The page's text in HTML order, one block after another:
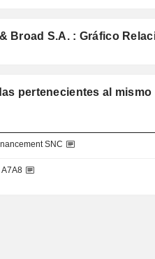
Broad S.A. : Gráfico
pertenecientes al
SNC